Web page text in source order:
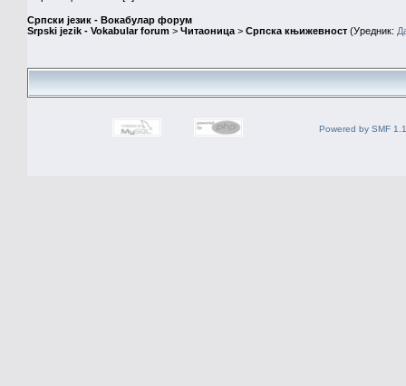
Српски језик - Вокабулар форум
Srpski jezik - Vokabular forum > Читаоница > Српска књижевност (Уредник:
Powered by SMF